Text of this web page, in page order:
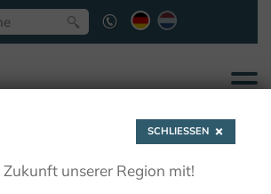
SCHLIESSEN
Zukunft unserer Region mit!